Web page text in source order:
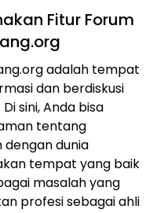
Fitur Forum
adalah tempat
dan berdiskusi
sini, Anda bisa
tentang
dunia
tempat yang baik
masalah yang
profesi sebagai ahli